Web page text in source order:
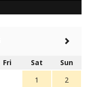
Fri Sat
Sun
1
2